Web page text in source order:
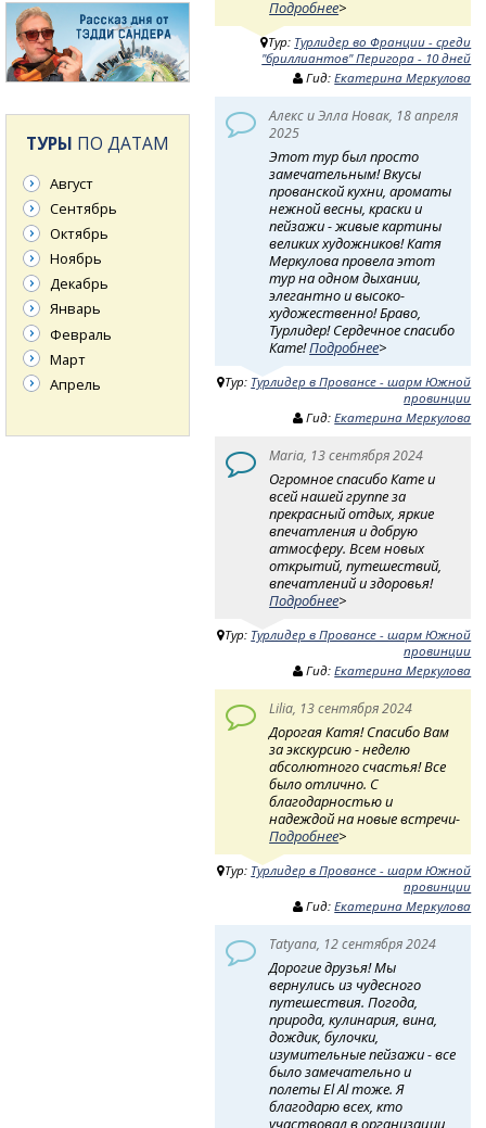
Подробнее>
Тур: Турлидер во Франции - среди
"бриллиантов" Перигора - 10 дней
Гид:Екатерина Меркулова
Алекс и Элла Новак, 18 апреля
2025
Этот тур был просто
замечательным! Вкусы
прованской кухни, ароматы
нежной весны, краски и
пейзажи - живые картины
великих художников! Катя
Меркулова провела этот
тур на одном дыхании,
элегантно и высоко-
художественно! Браво,
Турлидер! Сердечное спасибо
Кате!Подробнее>
Тур: Турлидер в Провансе - шарм Южной
провинции
Гид:Екатерина Меркулова
Maria, 13 сентября 2024
Огромное спасибо Кате и
всей нашей группе за
прекрасный отдых, яркие
впечатления и добрую
атмосферу. Всем новых
открытий, путешествий,
впечатлений и здоровья!
Подробнее>
Тур: Турлидер в Провансе - шарм Южной
провинции
Гид:Екатерина Меркулова
Lilia, 13 сентября 2024
Дорогая Катя! Спасибо Вам
за экскурсию - неделю
абсолютного счастья! Все
было отлично. С
благодарностью и
надеждой на новые встречи-
Подробнее>
Тур: Турлидер в Провансе - шарм Южной
провинции
Гид:Екатерина Меркулова
Tatyana, 12 сентября 2024
Дорогие друзья! Мы
вернулись из чудесного
путешествия. Погода,
природа, кулинария, вина,
дождик, булочки,
изумительные пейзажи - все
было замечательно и
полеты El Al тоже. Я
благодарю всех, кто
участвовал в организации,
ТУРЫ ПО ДАТАМ
Август
Сентябрь
Октябрь
Ноябрь
Декабрь
Январь
Февраль
Март
Апрель